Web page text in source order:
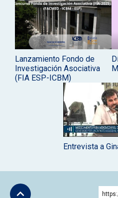
Lanzamiento Fondo de
Investigación Asociativa
(FIA ESP-ICBM)
Entrevista a